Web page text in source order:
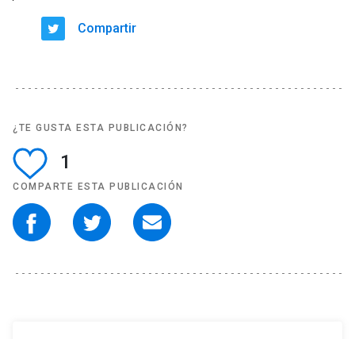
Compartir
¿TE GUSTA ESTA PUBLICACIÓN?
1
COMPARTE ESTA PUBLICACIÓN